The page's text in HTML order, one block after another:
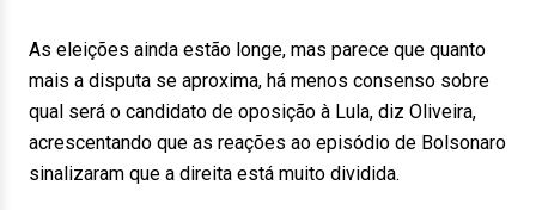
As eleições ainda estão longe, mas parece que quanto
mais a disputa se aproxima, há menos consenso sobre
qual será o candidato de oposição à Lula, diz Oliveira,
acrescentando que as reações ao episódio de Bolsonaro
sinalizaram que a direita está muito dividida.